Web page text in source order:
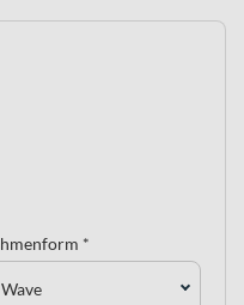
*
Wave